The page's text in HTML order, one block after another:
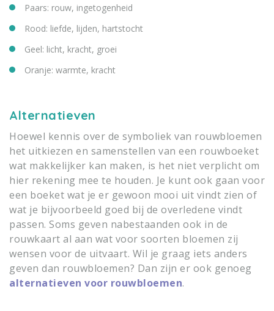
Paars: rouw, ingetogenheid
Rood: liefde, lijden, hartstocht
Geel: licht, kracht, groei
Oranje: warmte, kracht
Alternatieven
Hoewel kennis over de symboliek van rouwbloemen
het uitkiezen en samenstellen van een rouwboeket
wat makkelijker kan maken, is het niet verplicht om
hier rekening mee te houden. Je kunt ook gaan voor
een boeket wat je er gewoon mooi uit vindt zien of
wat je bijvoorbeeld goed bij de overledene vindt
passen. Soms geven nabestaanden ook in de
rouwkaart al aan wat voor soorten bloemen zij
wensen voor de uitvaart. Wil je graag iets anders
geven dan rouwbloemen? Dan zijn er ook genoeg
alternatieven voor rouwbloemen.